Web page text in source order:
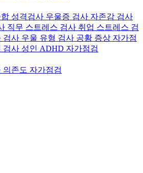
성격검사 우울증 검사 자존감 검사
직무 스트레스 검사 취업 스트레스 검
검사 우울 유형 검사 공황 증상 자가점
검사 성인 ADHD 자가점검
의존도 자가점검